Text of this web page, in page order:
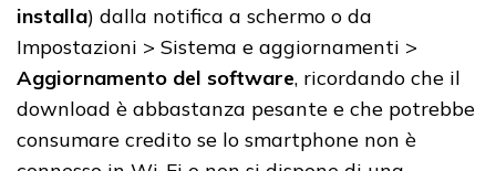
installa) dalla notifica a schermo o da
Impostazioni > Sistema e aggiornamenti >
Aggiornamento del software, ricordando che il
download è abbastanza pesante e che potrebbe
consumare credito se lo smartphone non è